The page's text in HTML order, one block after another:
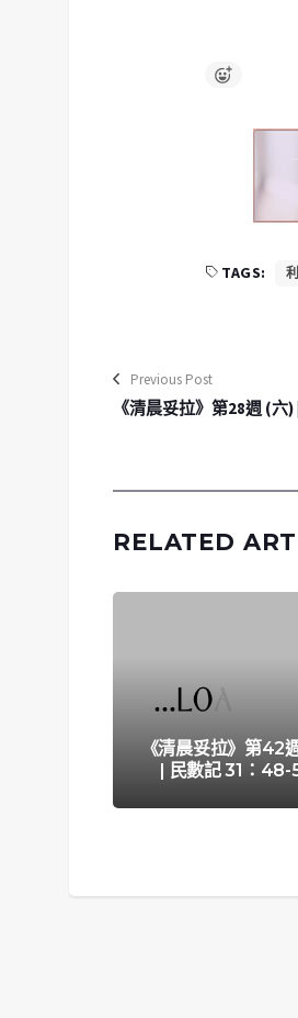
TAGS:
Previous Post
《清晨妥拉》第28週 (六
RELATED
《清晨妥拉》第42
| 民數記 31：48-